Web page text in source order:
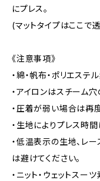
にプレス。
(マットタイプはここで
《注意事項》
・綿・帆布・ポリエステ
・アイロンはスチーム穴
・圧着が弱い場合は再
・生地によりプレス時間
・低温表示の生地、レ
は避けてください。
・ニット・ウェットス